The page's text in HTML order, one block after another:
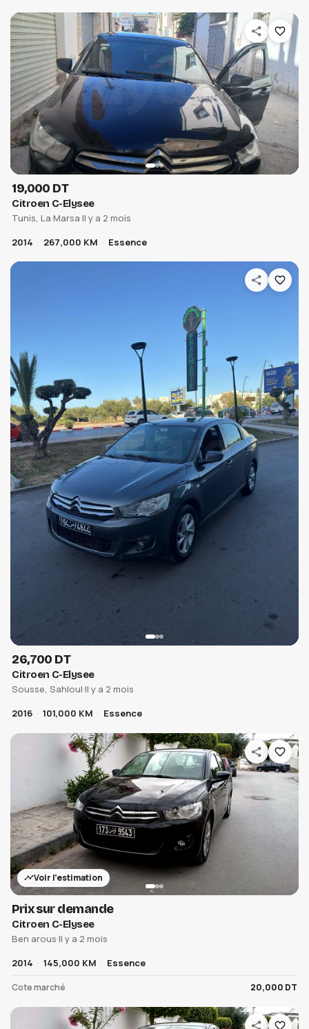
19,000 DT
Citroen C-Elysee
Tunis, La Marsa·Il y a 2 mois
2014
267,000 KM Essence
26,700 DT
Citroen C-Elysee
Sousse, Sahloul·Il y a 2 mois
2016
101,000 KM Essence
Voir l'estimation
Prix sur demande
Citroen C-Elysee
Ben arous·Il y a 2 mois
2014
145,000 KM Essence
Cote marché 20,000 DT